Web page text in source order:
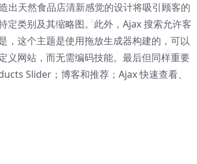
❅
❅
出天然食品店清新感觉的设计将吸引顾客的
定类别及其缩略图。此外，Ajax 搜索允许客
，这个主题是使用拖放生成器构建的，可以
义网站，而无需编码技能。最后但同样重要
Slider；博客和推荐；Ajax 快速查看、